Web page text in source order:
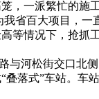
，一派繁忙的施工
百大项目，一
等情况下，抢抓
河松街交口北侧
叠落式”车站。车